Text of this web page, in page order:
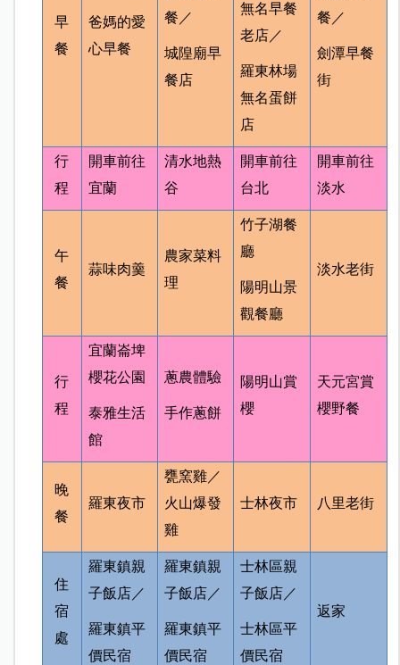
早
餐
爸媽的愛
心早餐
餐／
城隍廟早
餐店
無名早餐
老店／
羅東林場
無名蛋餅
店
餐／
劍潭早餐
街
行
程
開車前往
宜蘭
清水地熱
谷
開車前往
台北
開車前往
淡水
午
餐
蒜味肉羹
農家菜料
理
竹子湖餐
廳
陽明山景
觀餐廳
淡水老街
行
程
宜蘭崙埤
櫻花公園
泰雅生活
館
蔥農體驗
手作蔥餅
陽明山賞
櫻
天元宮賞
櫻野餐
晚
餐
羅東夜市
甕窯雞／
火山爆發
雞
士林夜市 八里老街
住
宿
處
羅東鎮親
子飯店／
羅東鎮平
價民宿
羅東鎮親
子飯店／
羅東鎮平
價民宿
士林區親
子飯店／
士林區平
價民宿
返家